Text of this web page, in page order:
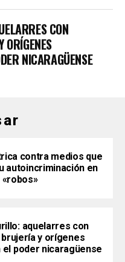
CON
ORÍGENES
NICARAGÜENSE
contra medios que
autoincriminación en
«robos»
aquelarres con
y orígenes
poder nicaragüense